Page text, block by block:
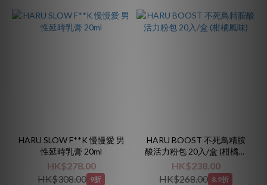
HARU SLOW F**K 慢慢愛 男
性延時乳膏 20ml
HK$278.00
HK$308.00 9折
HARU BOOST 不死鳥精胺
酸活力粉包 20入/盒 (柑橘風
味)
HK$238.00
HK$268.00 8.9折